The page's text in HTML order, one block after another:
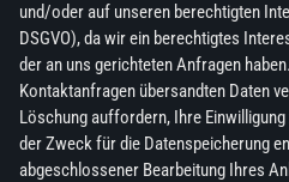
und/oder auf unseren berechtigten
DSGVO), da wir ein berechtigtes
der an uns gerichteten Anfragen
Kontaktanfragen übersandten Daten
Löschung auffordern, Ihre
der Zweck für die Datenspeicherung
abgeschlossener Bearbeitung Ihres